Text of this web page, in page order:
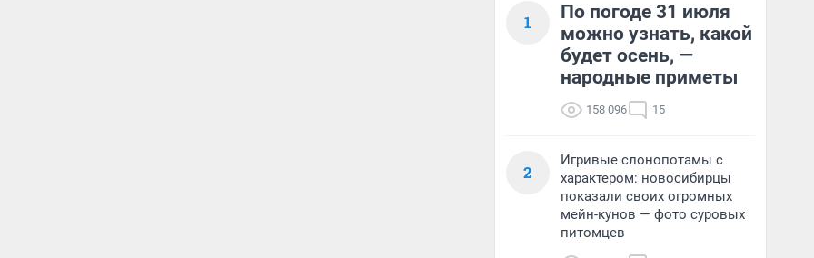
1
По погоде 31 июля
можно узнать, какой
будет осень, —
народные приметы
158 096 15
2
Игривые слонопотамы с
характером: новосибирцы
показали своих огромных
мейн-кунов — фото суровых
питомцев